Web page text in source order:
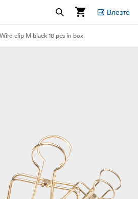
Влезте
clip M black 10 pcs in box